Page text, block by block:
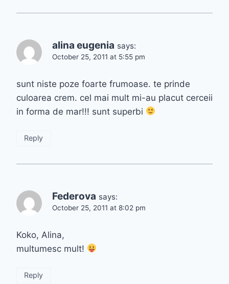
alina eugenia says:
October 25, 2011 at 5:55 pm
sunt niste poze foarte frumoase. te prinde
culoarea crem. cel mai mult mi-au placut cerceii
in forma de mar!!! sunt superbi
Reply
Federova says:
October 25, 2011 at 8:02 pm
Koko, Alina,
multumesc mult!
Reply